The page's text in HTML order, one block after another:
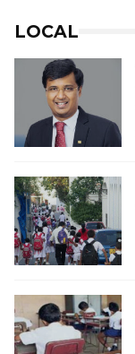
LOCAL